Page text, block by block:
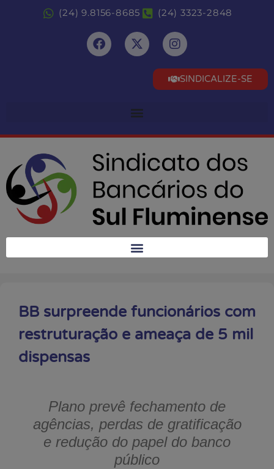
(24) 9.8156-8685 (24) 3323-2848
SINDICALIZE-SE
BB surpreende funcionários com
restruturação e ameaça de 5 mil
dispensas
Plano prevê fechamento de
agências, perdas de gratificação
e redução do papel do banco
público